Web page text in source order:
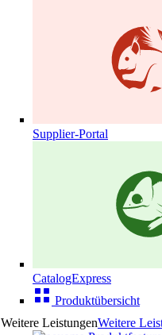
Supplier-Portal
CatalogExpress
Produktübersicht
Weitere LeistungenWeitere